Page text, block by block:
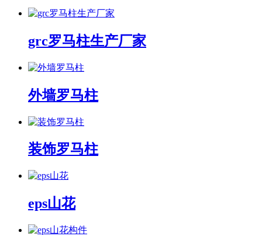
grc罗马柱生产厂家
外墙罗马柱
装饰罗马柱
eps山花